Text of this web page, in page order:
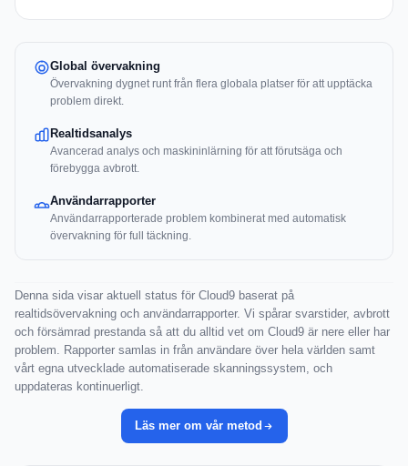
Global övervakning
Övervakning dygnet runt från flera globala platser för att upptäcka
problem direkt.
Realtidsanalys
Avancerad analys och maskininlärning för att förutsäga och
förebygga avbrott.
Användarrapporter
Användarrapporterade problem kombinerat med automatisk
övervakning för full täckning.
Denna sida visar aktuell status för Cloud9 baserat på
realtidsövervakning och användarrapporter. Vi spårar svarstider, avbrott
och försämrad prestanda så att du alltid vet om Cloud9 är nere eller har
problem. Rapporter samlas in från användare över hela världen samt
vårt egna utvecklade automatiserade skanningssystem, och
uppdateras kontinuerligt.
Läs mer om vår metod